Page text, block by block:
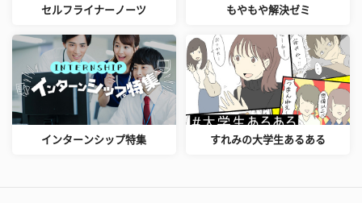
セルフライナーノーツ もやもや解決ゼミ
インターンシップ特集 すれみの大学生あるある